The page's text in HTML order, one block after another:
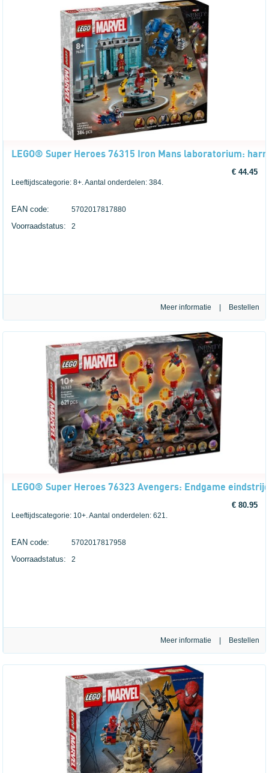
LEGO® Super Heroes 76315 Iron Mans laboratorium:
€ 44.45
Leeftijdscategorie: 8+. Aantal onderdelen: 384.
EAN code: 5702017817880
Voorraadstatus: 2
Meer informatie
LEGO® Super Heroes 76323 Avengers: Endgame
€ 80.95
Leeftijdscategorie: 10+. Aantal onderdelen: 621.
EAN code: 5702017817958
Voorraadstatus: 2
Meer informatie